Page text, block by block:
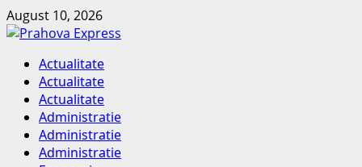
Skip
to
August 10, 2026
Primary
Menu
Actualitate
Actualitate
Actualitate
Administratie
Administratie
Administratie